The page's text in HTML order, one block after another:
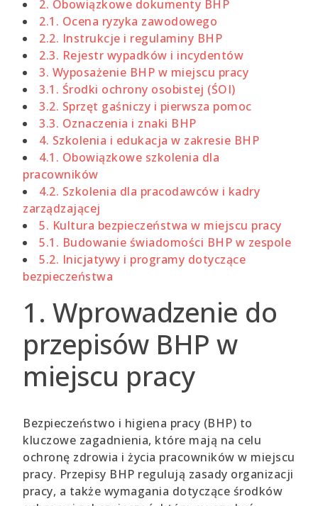
2. Obowiązkowe dokumenty BHP
2.1. Ocena ryzyka zawodowego
2.2. Instrukcje i regulaminy BHP
2.3. Rejestr wypadków i incydentów
3. Wyposażenie BHP w miejscu pracy
3.1. Środki ochrony osobistej (ŚOI)
3.2. Sprzęt gaśniczy i pierwsza pomoc
3.3. Oznaczenia i znaki BHP
4. Szkolenia i edukacja w zakresie BHP
4.1. Obowiązkowe szkolenia dla
pracowników
4.2. Szkolenia dla pracodawców i kadry
zarządzającej
5. Kultura bezpieczeństwa w miejscu pracy
5.1. Budowanie świadomości BHP w zespole
5.2. Inicjatywy i programy dotyczące
bezpieczeństwa
1. Wprowadzenie do
przepisów BHP w
miejscu pracy
Bezpieczeństwo i higiena pracy (BHP) to
kluczowe zagadnienia, które mają na celu
ochronę zdrowia i życia pracowników w miejscu
pracy. Przepisy BHP regulują zasady organizacji
pracy, a także wymagania dotyczące środków